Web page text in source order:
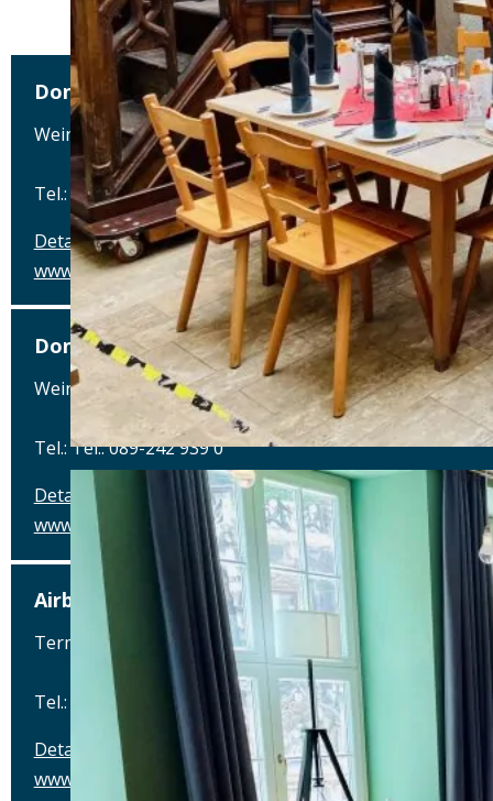
Donisl
Weinstraße 1, 80333 München
Tel.: Tel.: 089-242 939 0
Details
www.donisl.com
Donisl
Weinstraße 1, 80333 München
Tel.: Tel.: 089-242 939 0
Details
www.donisl.com
Airbräu am Flughafen München
Terminalstraße Mitte 18, 85356 München-Flughafen
Tel.: Tel.: 089 - 97593111
Details
www.airbraeu.de